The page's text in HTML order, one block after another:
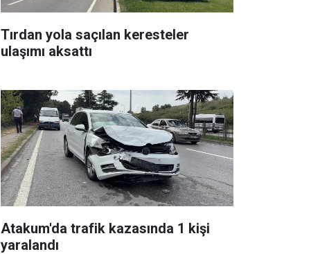
Tırdan yola saçılan keresteler
ulaşımı aksattı
Atakum'da trafik kazasında 1 kişi
yaralandı